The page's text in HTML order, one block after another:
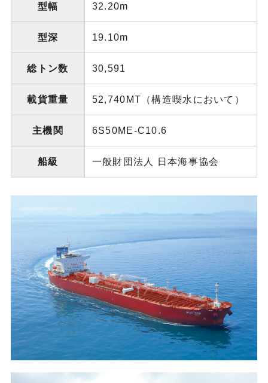
型幅 32.20m
型深 19.10m
総トン数 30,591
載貨重量 52,740MT（構造喫水において）
主機関 6S50ME-C10.6
船級 一般財団法人 日本海事協会